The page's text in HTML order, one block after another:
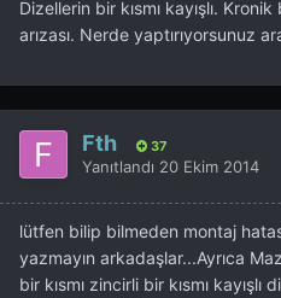
Dizellerin bir kısmı kayışlı.
arızası. Nerde yaptırıyorsunuz
Fth 37
Yanıtlandı 20 Ekim 2014
lütfen bilip bilmeden montaj
yazmayın arkadaşlar...Ayrıca
bir kısmı zincirli bir kısmı